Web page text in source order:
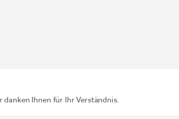
danken Ihnen für Ihr Verständnis.